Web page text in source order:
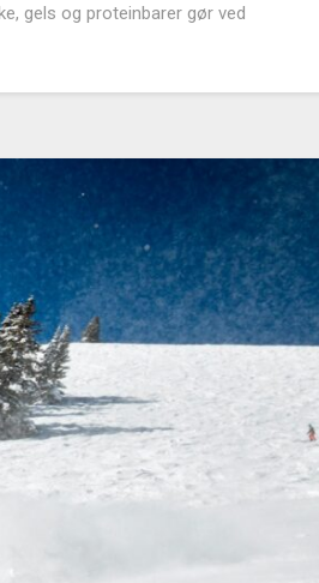
gels og proteinbarer gør ved